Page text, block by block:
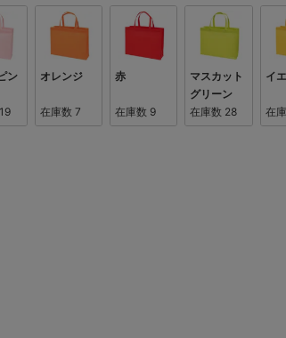
ン
19
オレンジ
在庫数 7
赤
在庫数 9
マスカット
グリーン
在庫数 28
イ
在